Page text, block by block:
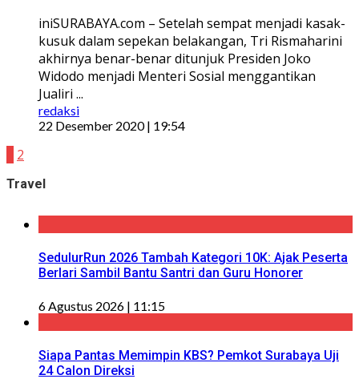
iniSURABAYA.com – Setelah sempat menjadi kasak-
kusuk dalam sepekan belakangan, Tri Rismaharini
akhirnya benar-benar ditunjuk Presiden Joko
Widodo menjadi Menteri Sosial menggantikan
Jualiri ...
redaksi
22 Desember 2020 | 19:54
2
Travel
SedulurRun 2026 Tambah Kategori 10K: Ajak Peserta
Berlari Sambil Bantu Santri dan Guru Honorer
6 Agustus 2026 | 11:15
Siapa Pantas Memimpin KBS? Pemkot Surabaya Uji
24 Calon Direksi